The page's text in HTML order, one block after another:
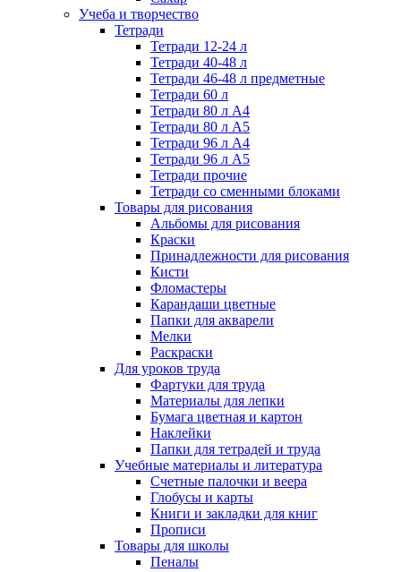
Учеба и творчество
Тетради
Тетради 12-24 л
Тетради 40-48 л
Тетради 46-48 л предметные
Тетради 60 л
Тетради 80 л А4
Тетради 80 л А5
Тетради 96 л А4
Тетради 96 л А5
Тетради прочие
Тетради со сменными блоками
Товары для рисования
Альбомы для рисования
Краски
Принадлежности для рисования
Кисти
Фломастеры
Карандаши цветные
Папки для акварели
Мелки
Раскраски
Для уроков труда
Фартуки для труда
Материалы для лепки
Бумага цветная и картон
Наклейки
Папки для тетрадей и труда
Учебные материалы и литература
Счетные палочки и веера
Глобусы и карты
Книги и закладки для книг
Прописи
Товары для школы
Пеналы